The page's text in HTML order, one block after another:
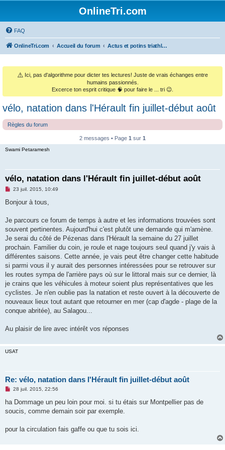
OnlineTri.com
FAQ
OnlineTri.com Accueil du forum Actus et potins triathlétiques (et le monde sportif général)
⚠️ Ici, pas d'algorithme pour dicter tes lectures! Juste de vrais échanges entre
humains passionnés.
Excerce ton esprit critique 🧠 pour faire le ... tri 😉.
vélo, natation dans l'Hérault fin juillet-début août
Règles du forum
2 messages • Page 1 sur 1
Swami Petaramesh
vélo, natation dans l'Hérault fin juillet-début août
M
s
g
n
o
l
u
23 juil. 2015, 10:49
Bonjour à tous,
Je parcours ce forum de temps à autre et les informations trouvées sont
souvent pertinentes. Aujourd'hui c'est plutôt une demande qui m'amène.
Je serai du côté de Pézenas dans l'Hérault la semaine du 27 juillet
prochain. Familier du coin, je roule et nage toujours seul quand j'y vais à
différentes saisons. Cette année, je vais peut être changer cette habitude
si parmi vous il y aurait des personnes intéressées pour se retrouver sur
les routes sympa de l'arrière pays où sur le littoral mais sur ce dernier, là
je crains que les véhicules à moteur soient plus représentatives que les
cyclistes. Je n'en oublie pas la natation et reste ouvert à la découverte de
nouveaux lieux tout autant que retourner en mer (cap d'agde - plage de la
conque abritée), au Salagou...
Au plaisir de lire avec intérêt vos réponses
USAT
Re: vélo, natation dans l'Hérault fin juillet-début août
M
s
a
n
28 juil. 2015, 22:56
ha Dommage un peu loin pour moi. si tu étais sur Montpellier pas de
soucis, comme demain soir par exemple.
pour la circulation fais gaffe ou que tu sois ici.